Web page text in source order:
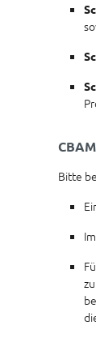
Bitte